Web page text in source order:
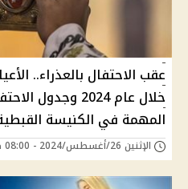
عقب الاحتفال بالعذراء..
خلال عام 2024
المهمة في الكنيسة
الإثنين 26/أغسطس/2024 - 08:00 ص